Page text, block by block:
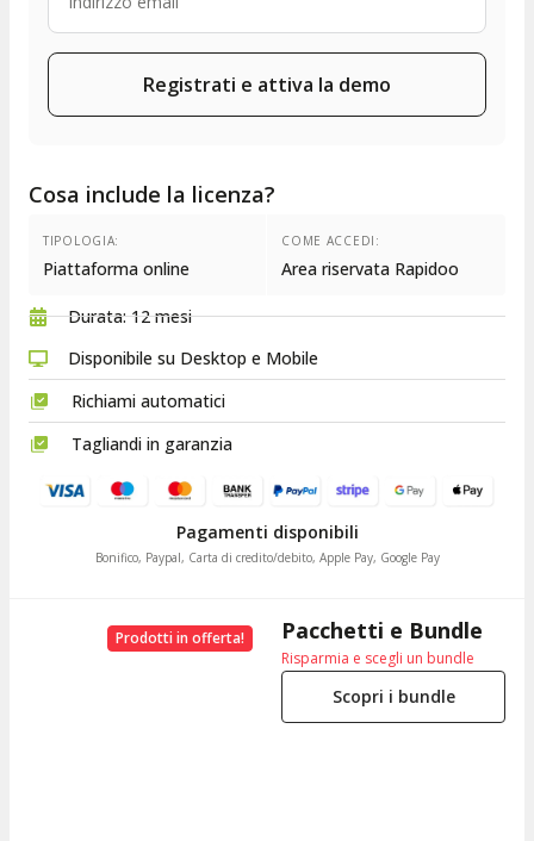
Registrati e attiva la demo
Cosa include la licenza?
TIPOLOGIA:
Piattaforma online
COME ACCEDI:
Area riservata Rapidoo
Durata: 12 mesi​
Disponibile su Desktop e Mobile
Richiami automatici
Tagliandi in garanzia
Pagamenti disponibili
Bonifico, Paypal, Carta di credito/debito, Apple Pay, Google Pay
Prodotti in offerta! Pacchetti e Bundle
Risparmia e scegli un bundle
Scopri i bundle